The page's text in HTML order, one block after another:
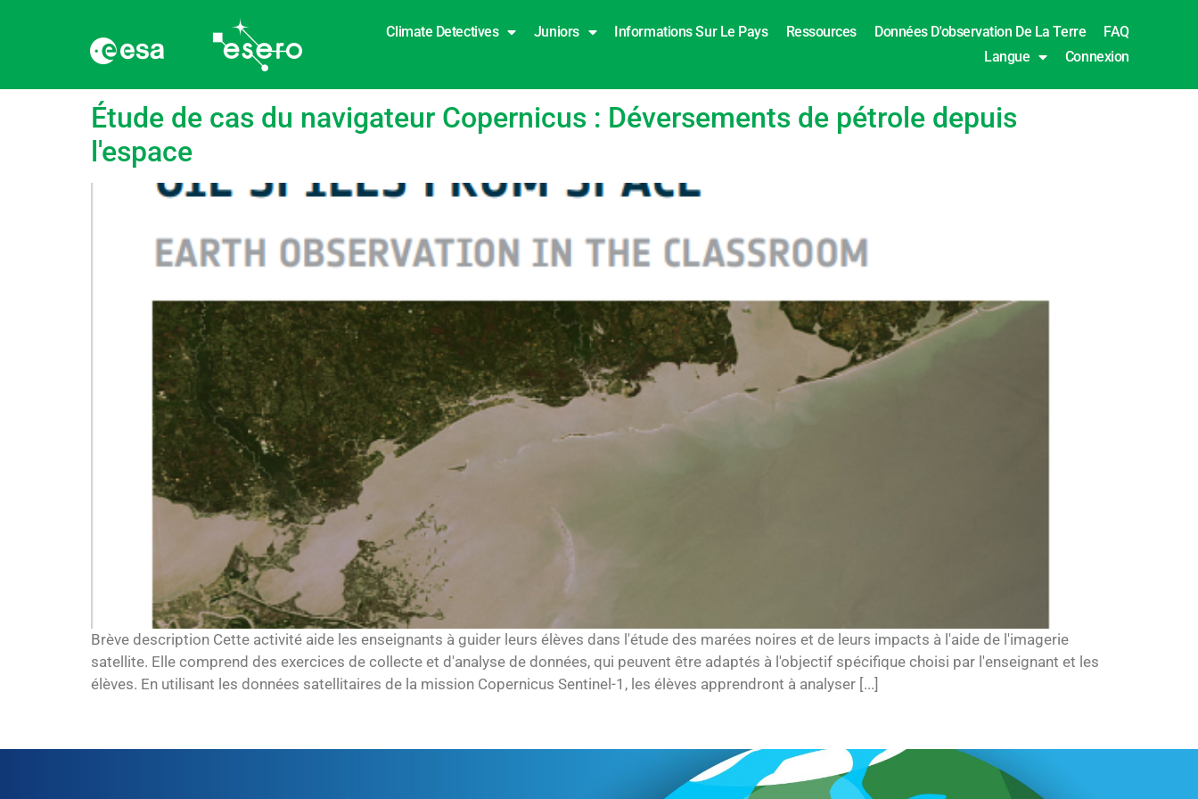
Climate Detectives Juniors Informations Sur Le Pays Ressources Données D'observation De La Terre
FAQ
Langue
Connexion
Étiquette :Détection de la pollution
Étude de cas du navigateur Copernicus : Déversements de pétrole depuis
l'espace
Brève description Cette activité aide les enseignants à guider leurs élèves dans l'étude des marées noires et de leurs impacts à l'aide de l'imagerie
satellite. Elle comprend des exercices de collecte et d'analyse de données, qui peuvent être adaptés à l'objectif spécifique choisi par l'enseignant et les
élèves. En utilisant les données satellitaires de la mission Copernicus Sentinel-1, les élèves apprendront à analyser [...]